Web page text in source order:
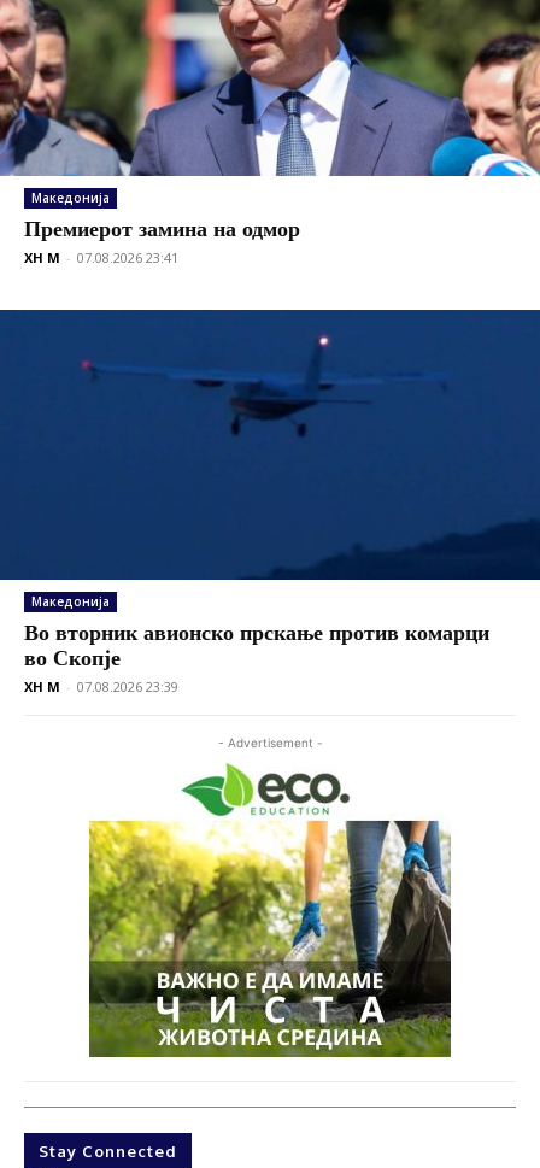
Македонија
Премиерот замина на одмор
XH M - 07.08.2026 23:41
Македонија
Во вторник авионско прскање против комарци
во Скопје
XH M - 07.08.2026 23:39
- Advertisement -
Stay Connected